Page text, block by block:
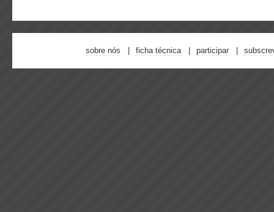
sobre nós ficha técnica participar